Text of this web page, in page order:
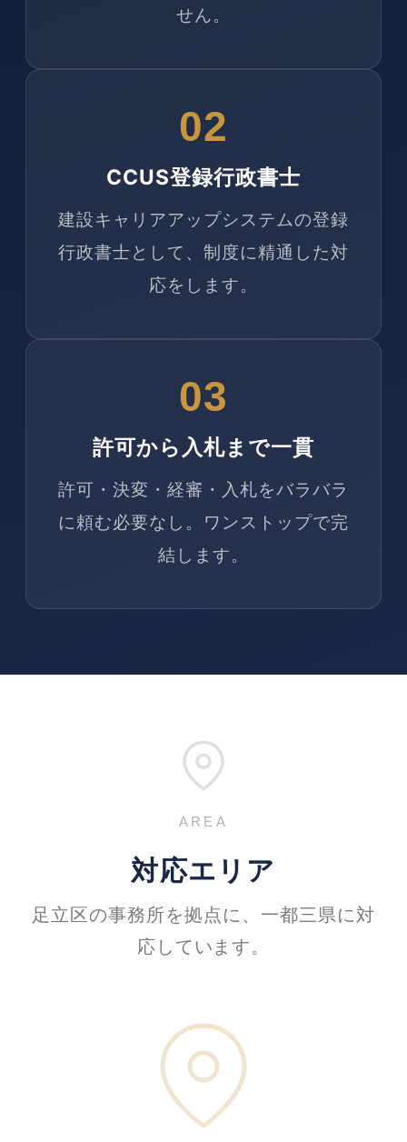
せん。
02
CCUS登録行政書士
建設キャリアアップシステムの登録
行政書士として、制度に精通した対
応をします。
03
許可から入札まで一貫
許可・決変・経審・入札をバラバラ
に頼む必要なし。ワンストップで完
結します。
AREA
対応エリア
足立区の事務所を拠点に、一都三県に対
応しています。